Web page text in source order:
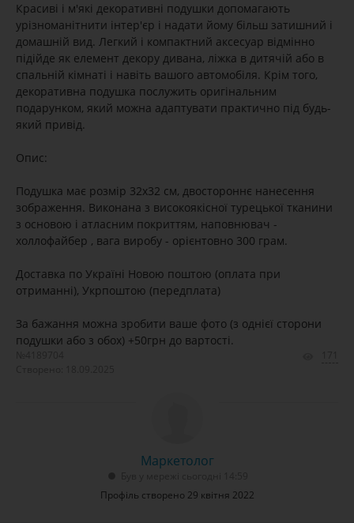
Красиві і м'які декоративні подушки допомагають
урізноманітнити інтер'єр і надати йому більш затишний і
домашній вид. Легкий і компактний аксесуар відмінно
підійде як елемент декору дивана, ліжка в дитячій або в
спальній кімнаті і навіть вашого автомобіля. Крім того,
декоративна подушка послужить оригінальним
подарунком, який можна адаптувати практично під будь-
який привід.
Опис:
Подушка має розмір 32х32 см, двостороннє нанесення
зображення. Виконана з високоякісної турецької тканини
з основою і атласним покриттям, наповнювач -
холлофайбер , вага виробу - орієнтовно 300 грам.
Доставка по Україні Новою поштою (оплата при
отриманні), Укрпоштою (передплата)
За бажання можна зробити ваше фото (з однієї сторони
подушки або з обох) +50грн до вартості.
Маркетолог
Профіль створено 29 квітня 2022